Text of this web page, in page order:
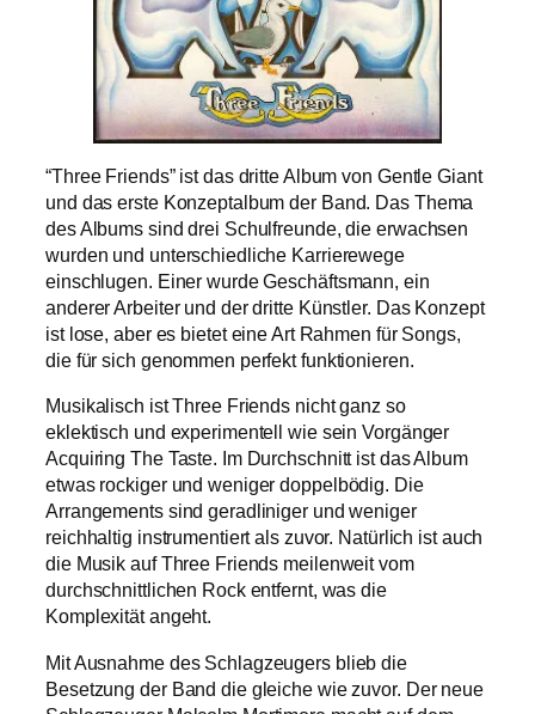
“Three Friends” ist das dritte Album von Gentle Giant
und das erste Konzeptalbum der Band. Das Thema
des Albums sind drei Schulfreunde, die erwachsen
wurden und unterschiedliche Karrierewege
einschlugen. Einer wurde Geschäftsmann, ein
anderer Arbeiter und der dritte Künstler. Das Konzept
ist lose, aber es bietet eine Art Rahmen für Songs,
die für sich genommen perfekt funktionieren.
Musikalisch ist Three Friends nicht ganz so
eklektisch und experimentell wie sein Vorgänger
Acquiring The Taste. Im Durchschnitt ist das Album
etwas rockiger und weniger doppelbödig. Die
Arrangements sind geradliniger und weniger
reichhaltig instrumentiert als zuvor. Natürlich ist auch
die Musik auf Three Friends meilenweit vom
durchschnittlichen Rock entfernt, was die
Komplexität angeht.
Mit Ausnahme des Schlagzeugers blieb die
Besetzung der Band die gleiche wie zuvor. Der neue